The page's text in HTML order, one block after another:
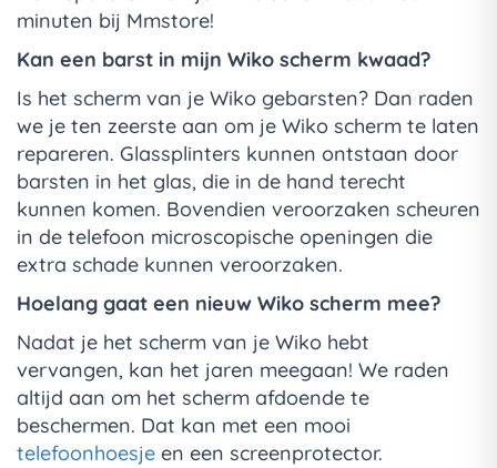
minuten bij Mmstore!
Kan een barst in mijn Wiko scherm kwaad?
Is het scherm van je Wiko gebarsten? Dan raden
we je ten zeerste aan om je Wiko scherm te laten
repareren. Glassplinters kunnen ontstaan door
barsten in het glas, die in de hand terecht
kunnen komen. Bovendien veroorzaken scheuren
in de telefoon microscopische openingen die
extra schade kunnen veroorzaken.
Hoelang gaat een nieuw Wiko scherm mee?
Nadat je het scherm van je Wiko hebt
vervangen, kan het jaren meegaan! We raden
altijd aan om het scherm afdoende te
beschermen. Dat kan met een mooi
telefoonhoesje en een screenprotector.